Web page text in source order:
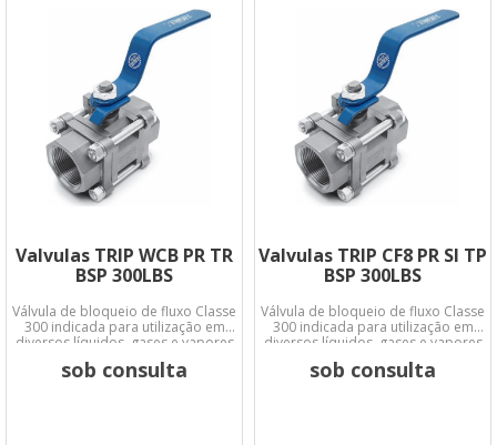
Valvulas TRIP WCB PR TR
BSP 300LBS
Válvula de bloqueio de fluxo Classe
300 indicada para utilização em
diversos líquidos, gases e vapores
em ampla faixa de temperatura e
pressão conforme norma ASME
sob consulta
Valvulas TRIP CF8 PR SI TP
BSP 300LBS
Válvula de bloqueio de fluxo Classe
300 indicada para utilização em
diversos líquidos, gases e vapores
em ampla faixa de temperatura e
pressão conforme norma ASME
sob consulta